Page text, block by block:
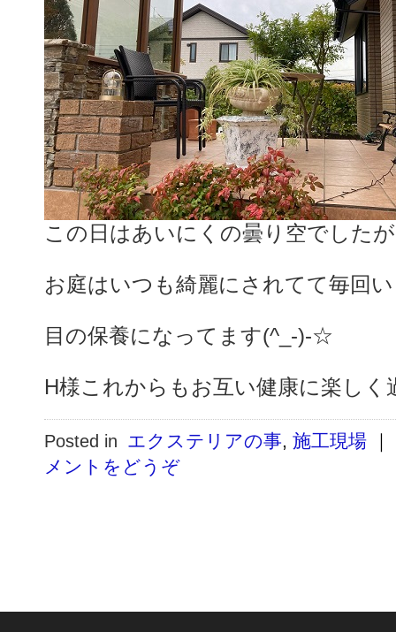
この日はあいにくの曇り空でした
お庭はいつも綺麗にされてて毎回
目の保養になってます(^_-)-☆
H様これからもお互い健康に楽し
Posted in エクステリアの事, 施工現場
｜
メントをどうぞ